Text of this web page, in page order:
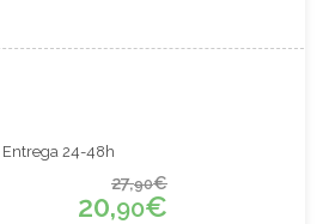
24-48h
27,90€
20,90€